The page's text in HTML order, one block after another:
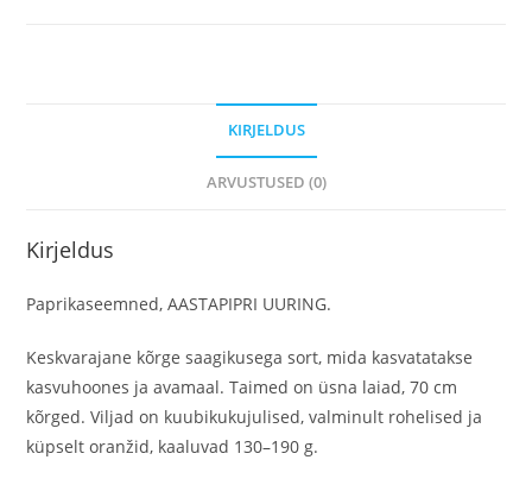
KIRJELDUS
ARVUSTUSED (0)
Kirjeldus
Paprikaseemned, AASTAPIPRI UURING.
Keskvarajane kõrge saagikusega sort, mida kasvatatakse
kasvuhoones ja avamaal. Taimed on üsna laiad, 70 cm
kõrged. Viljad on kuubikukujulised, valminult rohelised ja
küpselt oranžid, kaaluvad 130–190 g.